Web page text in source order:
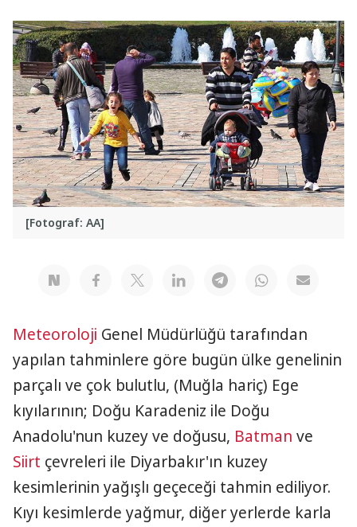
[Fotograf: AA]
Meteoroloji Genel Müdürlüğü tarafından
yapılan tahminlere göre bugün ülke genelinin
parçalı ve çok bulutlu, (Muğla hariç) Ege
kıyılarının; Doğu Karadeniz ile Doğu
Anadolu'nun kuzey ve doğusu, Batman ve
Siirt çevreleri ile Diyarbakır'ın kuzey
kesimlerinin yağışlı geçeceği tahmin ediliyor.
Kıyı kesimlerde yağmur, diğer yerlerde karla